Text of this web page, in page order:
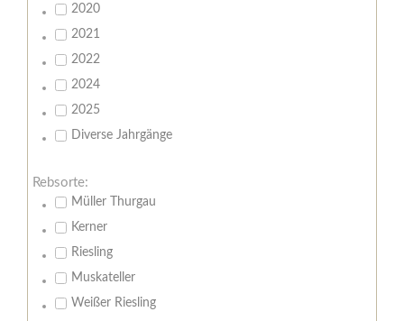
2020
2021
2022
2024
2025
Diverse Jahrgänge
Rebsorte:
Müller Thurgau
Kerner
Riesling
Muskateller
Weißer Riesling